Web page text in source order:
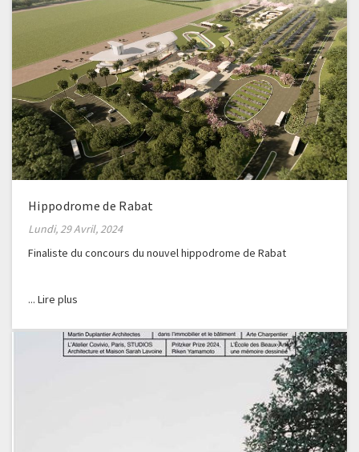
Hippodrome de Rabat
Lundi, 29 Avril, 2024
Finaliste du concours du nouvel hippodrome de Rabat